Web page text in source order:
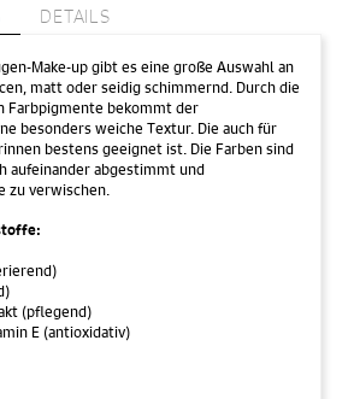
DETAILS
Make-up gibt es eine große Auswahl an
matt oder seidig schimmernd. Durch die
Farbpigmente bekommt der
besonders weiche Textur. Die auch für
bestens geeignet ist. Die Farben sind
aufeinander abgestimmt und
zu verwischen.
(pflegend)
E (antioxidativ)